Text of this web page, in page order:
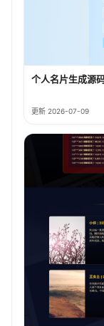
个人名片生成源
更新 2026-07-09